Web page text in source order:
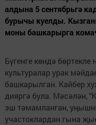
алдына 5 сентябрьгә
бурычы куелды.
моны башкарырга
Бүгенге көндә бөртекле
культуралар урак
башкарылган. Кайбер
дияргә була. Мәсәлән,
эш тәмамланган,
участоклардан гына